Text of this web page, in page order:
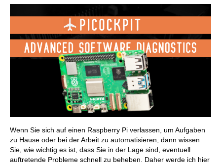
Wenn Sie sich auf einen Raspberry Pi verlassen, um Aufgaben
zu Hause oder bei der Arbeit zu automatisieren, dann wissen
Sie, wie wichtig es ist, dass Sie in der Lage sind, eventuell
auftretende Probleme schnell zu beheben. Daher werde ich hier